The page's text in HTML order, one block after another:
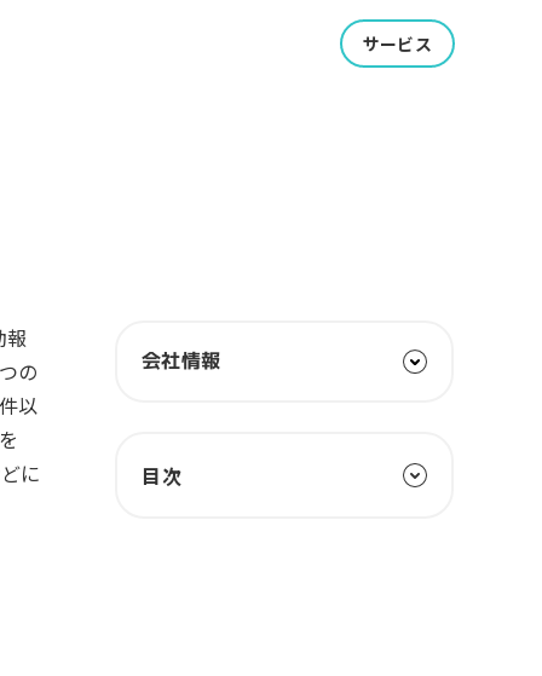
サービス
報
の
以
に
会社情報
目次